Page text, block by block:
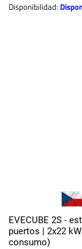
Disponibilidad:
EVECUBE 2S -
puertos | 2x22
consumo)